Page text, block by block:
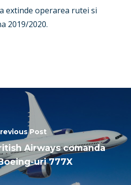
extinde operarea rutei si
2019/2020.
Post
Airways comanda
uri 777X
Dubai 2019
Contact